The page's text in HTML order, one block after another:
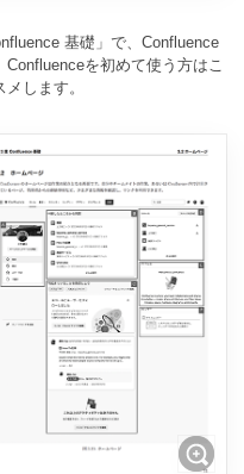
基礎」で、Confluence
を初めて使う方はこ
します。